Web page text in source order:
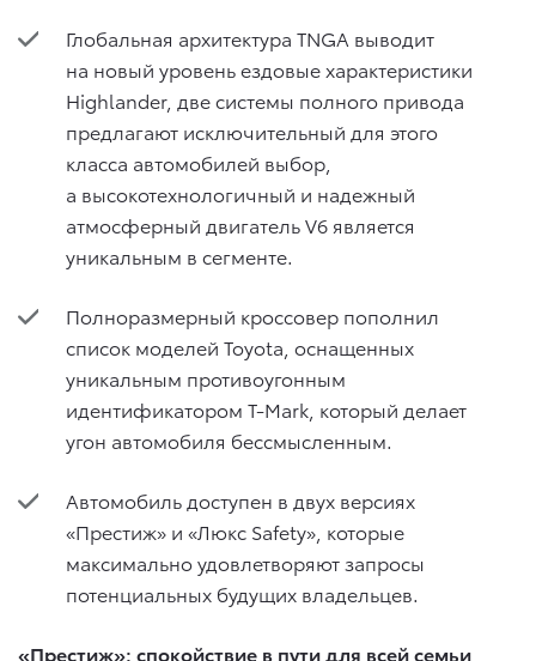
Глобальная архитектура TNGA выводит
на новый уровень ездовые характеристики
Highlander, две системы полного привода
предлагают исключительный для этого
класса автомобилей выбор,
а высокотехнологичный и надежный
атмосферный двигатель V6 является
уникальным в сегменте.
Полноразмерный кроссовер пополнил
список моделей Toyota, оснащенных
уникальным противоугонным
идентификатором T-Mark, который делает
угон автомобиля бессмысленным.
Автомобиль доступен в двух версиях
«Престиж» и «Люкс Safety», которые
максимально удовлетворяют запросы
потенциальных будущих владельцев.
«Престиж»: спокойствие в пути для всей семьи